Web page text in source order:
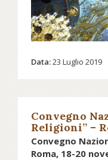
neonata e
ortodossa
benedetta
Kiev,
presidente
Data:23 Luglio 2019
Convegno
Religioni” –
2019
Convegno
Roma, 18-20